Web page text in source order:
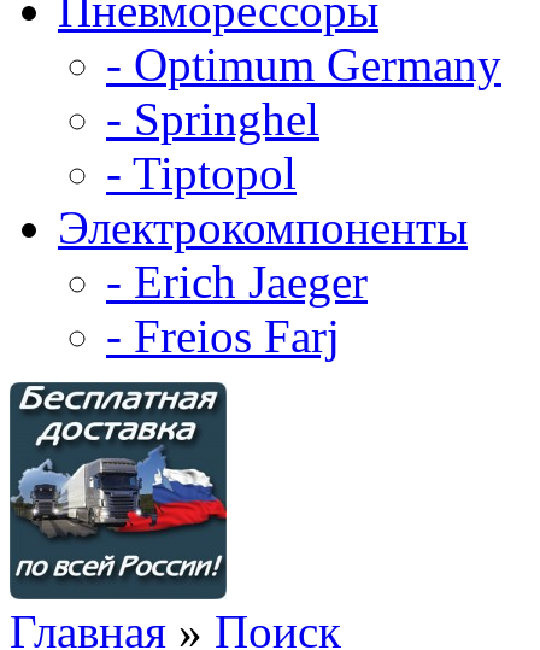
- Optimum Germany
- Springhel
- Tiptopol
Электрокомпоненты
- Erich Jaeger
- Freios Farj
Главная » Поиск